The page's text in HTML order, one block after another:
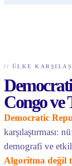
// ÜLKE
Congo ve
Democratic
karşılaştırması:
demografi ve
Algoritma değil